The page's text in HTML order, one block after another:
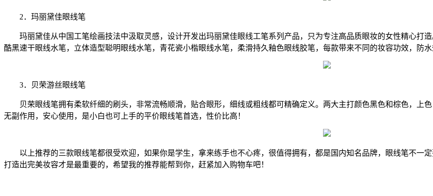
2．玛丽黛佳眼线笔
玛丽黛佳从中国工笔绘画技法中汲取灵感，设计开发出玛丽黛佳眼线工笔系列产品，只为专注高品质眼妆的女性精心打造
酷黑速干眼线水笔，立体造型聪明眼线水笔，青花瓷小楷眼线水笔，柔滑持久釉色眼线胶笔，每款带来不同的妆容功效，防
3．贝荣游丝眼线笔
贝荣眼线笔拥有柔软纤细的刷头，非常流畅顺滑，贴合眼形，细线或粗线都可精确定义。两大主打颜色黑色和棕色，上色
无副作用，安心使用，是小白也可上手的平价眼线笔首选，性价比高！
以上推荐的三款眼线笔都很受欢迎，如果你是学生，拿来练手也不心疼，很值得拥有，都是国内知名品牌，眼线笔不一
打造出完美妆容才是最重要的，希望我的推荐能帮到你，赶紧加入购物车吧！